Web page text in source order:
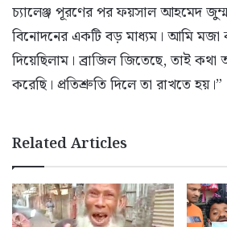
চ্যালেঞ্জ পূরণের পর ফয়সাল আহমেদ
বিনোদনের একটি বড় মাধ্যম। আমি মজা
দিয়েছিলাম। ব্রাজিল জিতেছে, তাই কথা
করেছি। প্রতিশ্রুতি দিলে তা রাখতে হয়।”
Related Articles